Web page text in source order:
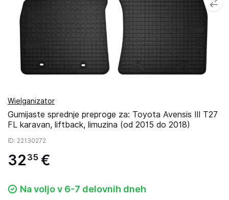
Wielganizator
Gumijaste sprednje preproge za: Toyota Avensis III T27
FL karavan, liftback, limuzina (od 2015 do 2018)
ID: 22130272
32 35 €
Na voljo v 6-7 delovnih dneh